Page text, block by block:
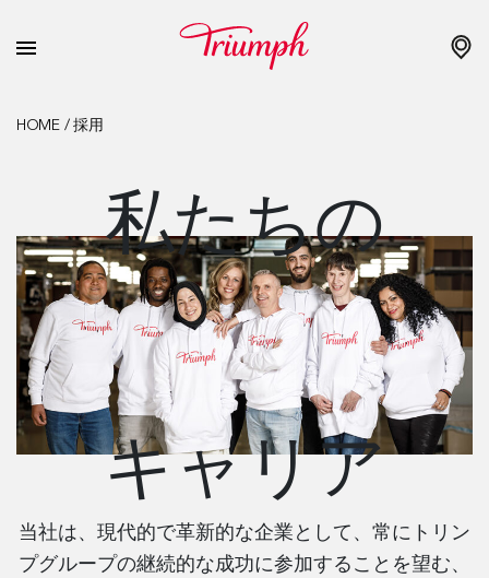
HOME/採用
私たちの
キャリア
当社は、現代的で革新的な企業として、常にトリン
プグループの継続的な成功に参加することを望む、